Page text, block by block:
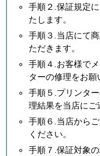
手順２.保証規定
たします。
手順３.当店にて
ただきます。
手順４.お客様で
ターの修理をお願
手順５.プリンタ
理結果を当店にご
手順６.当店から
ください。
手順７.保証対象